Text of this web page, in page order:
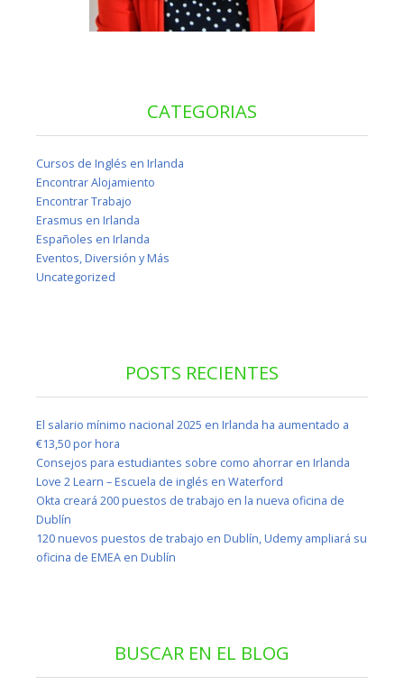
CATEGORIAS
Cursos de Inglés en Irlanda
Encontrar Alojamiento
Encontrar Trabajo
Erasmus en Irlanda
Españoles en Irlanda
Eventos, Diversión y Más
Uncategorized
POSTS RECIENTES
El salario mínimo nacional 2025 en Irlanda ha aumentado a
€13,50 por hora
Consejos para estudiantes sobre como ahorrar en Irlanda
Love 2 Learn – Escuela de inglés en Waterford
Okta creará 200 puestos de trabajo en la nueva oficina de
Dublín
120 nuevos puestos de trabajo en Dublín, Udemy ampliará su
oficina de EMEA en Dublín
BUSCAR EN EL BLOG